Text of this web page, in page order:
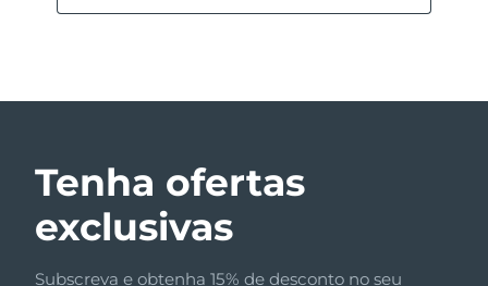
Tenha ofertas
exclusivas
Subscreva e obtenha 15% de desconto no seu